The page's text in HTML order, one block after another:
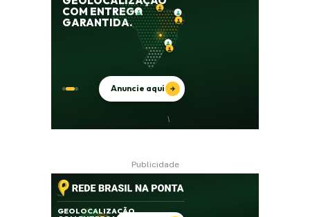
Publicidade